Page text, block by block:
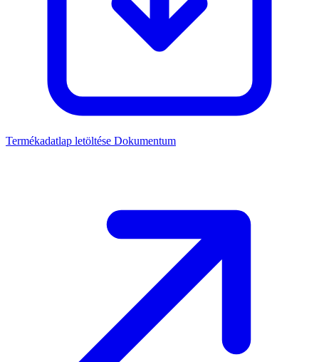
Termékadatlap letöltése Dokumentum